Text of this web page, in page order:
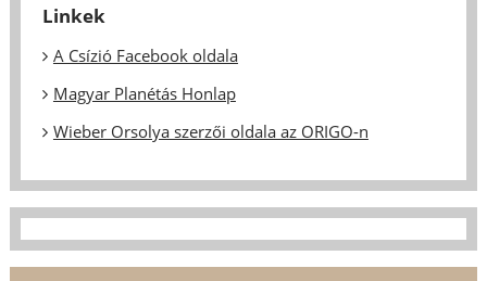
Linkek
A Csízió Facebook oldala
Magyar Planétás Honlap
Wieber Orsolya szerzői oldala az ORIGO-n